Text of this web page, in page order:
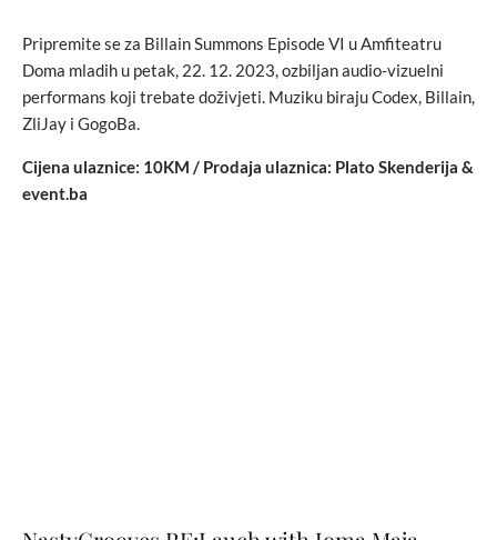
Pripremite se za Billain Summons Episode VI u Amfiteatru
Doma mladih u petak, 22. 12. 2023, ozbiljan audio-vizuelni
performans koji trebate doživjeti. Muziku biraju Codex, Billain,
ZliJay i GogoBa.
Cijena ulaznice: 10KM / Prodaja ulaznica: Plato Skenderija &
event.ba